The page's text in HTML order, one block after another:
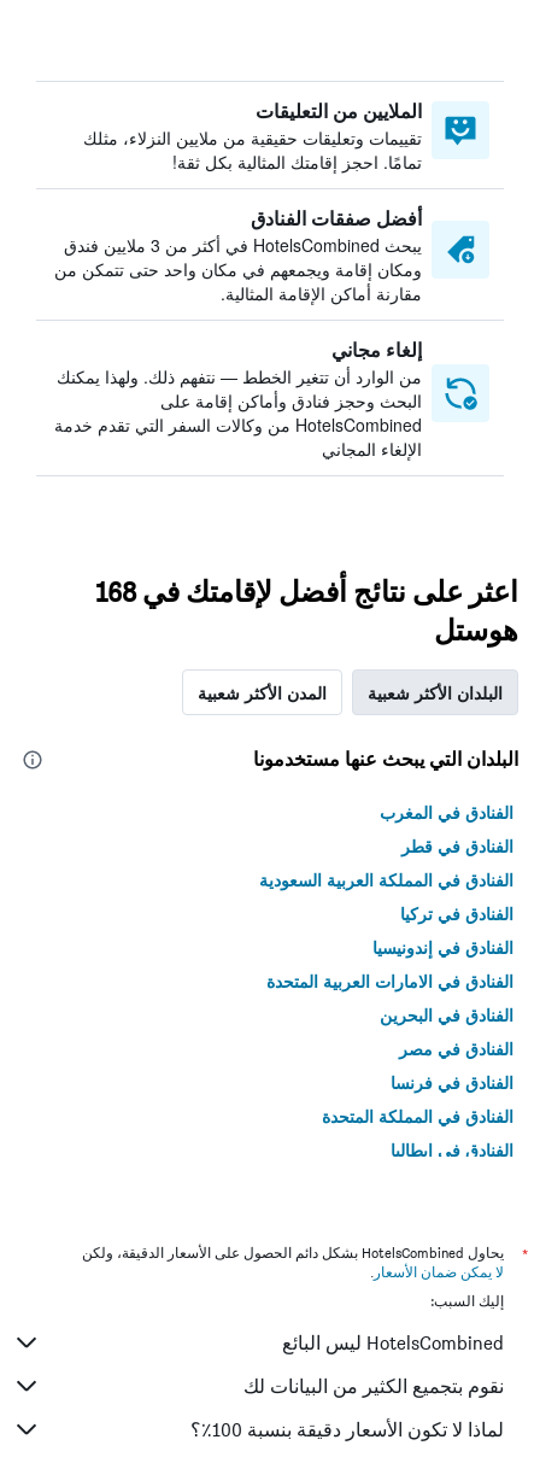
الملايين من التعليقات
تقييمات وتعليقات حقيقية من ملايين النزلاء، مثلك
تمامًا. احجز إقامتك المثالية بكل ثقة!
أفضل صفقات الفنادق
يبحث HotelsCombined في أكثر من 3 ملايين فندق
ومكان إقامة ويجمعهم في مكان واحد حتى تتمكن من
مقارنة أماكن الإقامة المثالية.
إلغاء مجاني
من الوارد أن تتغير الخطط — نتفهم ذلك. ولهذا يمكنك
البحث وحجز فنادق وأماكن إقامة على
HotelsCombined من وكالات السفر التي تقدم خدمة
الإلغاء المجاني
اعثر على نتائج أفضل لإقامتك في 168
هوستل
البلدان الأكثر شعبية المدن الأكثر شعبية
البلدان التي يبحث عنها مستخدمونا
الفنادق في المغرب
الفنادق في قطر
الفنادق في المملكة العربية السعودية
الفنادق في تركيا
الفنادق في إندونيسيا
الفنادق في الامارات العربية المتحدة
الفنادق في البحرين
الفنادق في مصر
الفنادق في فرنسا
الفنادق في المملكة المتحدة
الفنادق في إيطاليا
*
يحاول HotelsCombined بشكل دائم الحصول على الأسعار الدقيقة، ولكن
لا يمكن ضمان الأسعار .
إليك السبب:
HotelsCombined ليس البائع
نقوم بتجميع الكثير من البيانات لك
لماذا لا تكون الأسعار دقيقة بنسبة 100٪؟